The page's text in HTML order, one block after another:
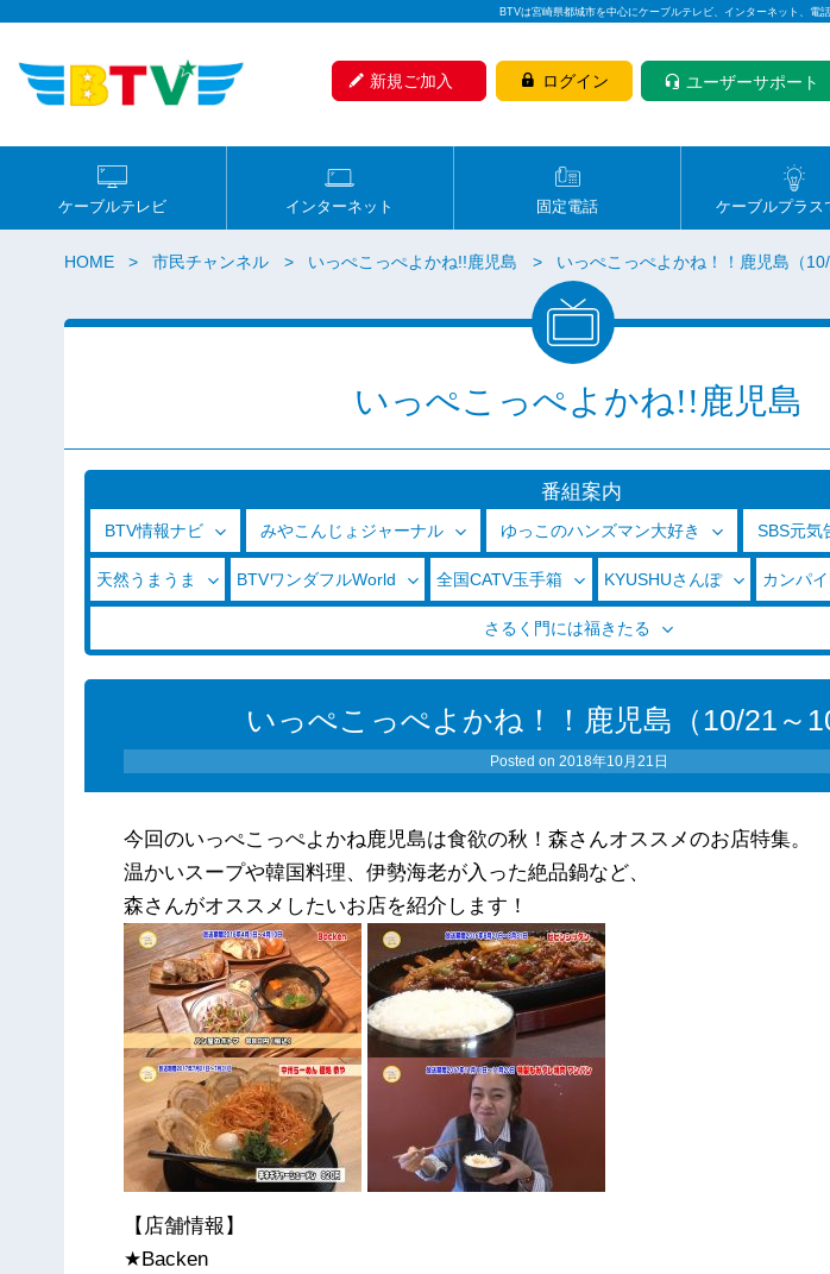
BTVは宮崎県都城市を中心にケーブルテレビ、インターネット、電
新規ご加入 ログイン ユーザーサポート
ケーブルテレビ インターネット 固定電話 ケーブルプラス
HOME 市民チャンネル いっぺこっぺよかね!!鹿児島 いっぺこっぺよかね！！鹿児島（10/
いっぺこっぺよかね!!鹿児島
番組案内
BTV情報ナビ みやこんじょジャーナル ゆっこのハンズマン大好き SBS元気
天然うまうま BTVワンダフルWorld 全国CATV玉手箱 KYUSHUさんぽ カンパ
さるく門には福きたる
いっぺこっぺよかね！！鹿児島（10/21～
Posted on 2018年10月21日
今回のいっぺこっぺよかね鹿児島は食欲の秋！森さんオススメのお店特集。
温かいスープや韓国料理、伊勢海老が入った絶品鍋など、
森さんがオススメしたいお店を紹介します！
【店舗情報】
★Backen